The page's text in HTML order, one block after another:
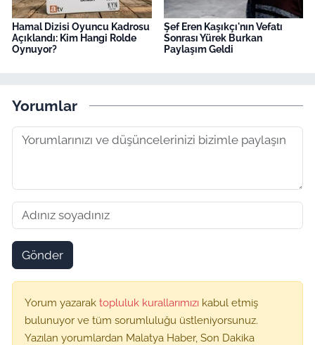
Hamal Dizisi Oyuncu Kadrosu
Açıklandı: Kim Hangi Rolde
Oynuyor?
Şef Eren Kaşıkçı'nın Vefatı
Sonrası Yürek Burkan
Paylaşım Geldi
Yorumlar
Gönder
Yorum yazarak topluluk kurallarımızı kabul etmiş
bulunuyor ve tüm sorumluluğu üstleniyorsunuz.
Yazılan yorumlardan Malatya Haber, Son Dakika